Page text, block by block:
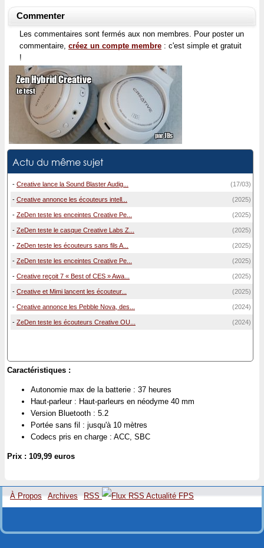
Commenter
Les commentaires sont fermés aux non membres. Pour poster un
commentaire, créez un compte membre : c'est simple et gratuit
!
Actu du même sujet
- Creative lance la Sound Blaster Audig... (17/03)
- Creative annonce les écouteurs intell... (2025)
- ZeDen teste les enceintes Creative Pe... (2025)
- ZeDen teste le casque Creative Labs Z... (2025)
- ZeDen teste les écouteurs sans fils A... (2025)
- ZeDen teste les enceintes Creative Pe... (2025)
- Creative reçoit 7 « Best of CES » Awa... (2025)
- Creative et Mimi lancent les écouteur... (2025)
- Creative annonce les Pebble Nova, des... (2024)
- ZeDen teste les écouteurs Creative OU... (2024)
Caractéristiques :
Autonomie max de la batterie : 37 heures
Haut-parleur : Haut-parleurs en néodyme 40 mm
Version Bluetooth : 5.2
Portée sans fil : jusqu'à 10 mètres
Codecs pris en charge : ACC, SBC
Prix : 109,99 euros
À Propos Archives RSS